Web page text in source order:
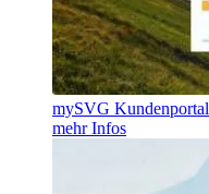
mySVG Kundenportal
mehr Infos